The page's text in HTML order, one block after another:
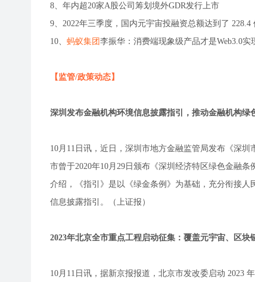
8、年内超20家A股公司筹划境外GDR发行上市
9、2022年三季度，国内元宇宙投融资总额达到了 228.4
10、 蚂蚁集团李振华：消费端现象级产品才是Web3.0实
【监管/政策动态】
深圳发布金融机构环境信息披露指引，推动金融机构绿
10月11日讯，近日，深圳市地方金融监管局发布《深
市曾于2020年10月29日颁布《深圳经济特区绿色金融
介绍，《指引》是以《绿金条例》为基础，充分衔接
信息披露指引。（上证报）
2023年北京全市重点工程启动征集：覆盖元宇宙、区块
10月11日讯，据新京报报道，北京市发改委启动 2023